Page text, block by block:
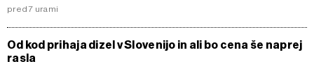
pred 7 urami
Od kod prihaja dizel v Slovenijo in ali bo cena še naprej
rasla